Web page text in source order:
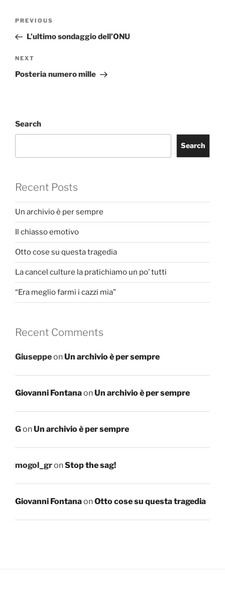
Previous
Post
PREVIOUS
L’ultimo sondaggio dell’ONU
Next
Post
NEXT
Posteria numero mille
Search
Search
Recent Posts
Un archivio è per sempre
Il chiasso emotivo
Otto cose su questa tragedia
La cancel culture la pratichiamo un po’ tutti
“Era meglio farmi i cazzi mia”
Recent Comments
GiuseppeonUn archivio è per sempre
Giovanni FontanaonUn archivio è per sempre
GonUn archivio è per sempre
mogol_gronStop the sag!
Giovanni FontanaonOtto cose su questa tragedia